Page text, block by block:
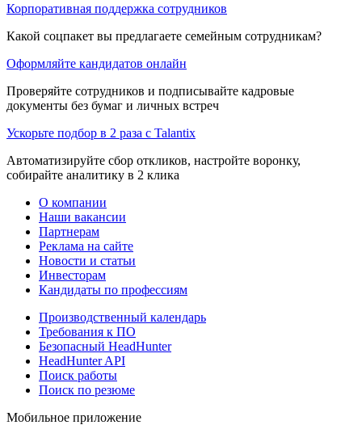
Корпоративная поддержка сотрудников
Какой соцпакет вы предлагаете семейным сотрудникам?
Оформляйте кандидатов онлайн
Проверяйте сотрудников и подписывайте кадровые
документы без бумаг и личных встреч
Ускорьте подбор в 2 раза с Talantix
Автоматизируйте сбор откликов, настройте воронку,
собирайте аналитику в 2 клика
О компании
Наши вакансии
Партнерам
Реклама на сайте
Новости и статьи
Инвесторам
Кандидаты по профессиям
Производственный календарь
Требования к ПО
Безопасный HeadHunter
HeadHunter API
Поиск работы
Поиск по резюме
Мобильное приложение